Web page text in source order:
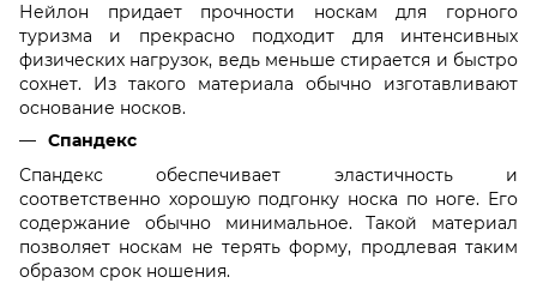
Нейлон придает прочности носкам для горного
туризма и прекрасно подходит для интенсивных
физических нагрузок, ведь меньше стирается и быстро
сохнет. Из такого материала обычно изготавливают
основание носков.
Спандекс
Спандекс обеспечивает эластичность и
соответственно хорошую подгонку носка по ноге. Его
содержание обычно минимальное. Такой материал
позволяет носкам не терять форму, продлевая таким
образом срок ношения.